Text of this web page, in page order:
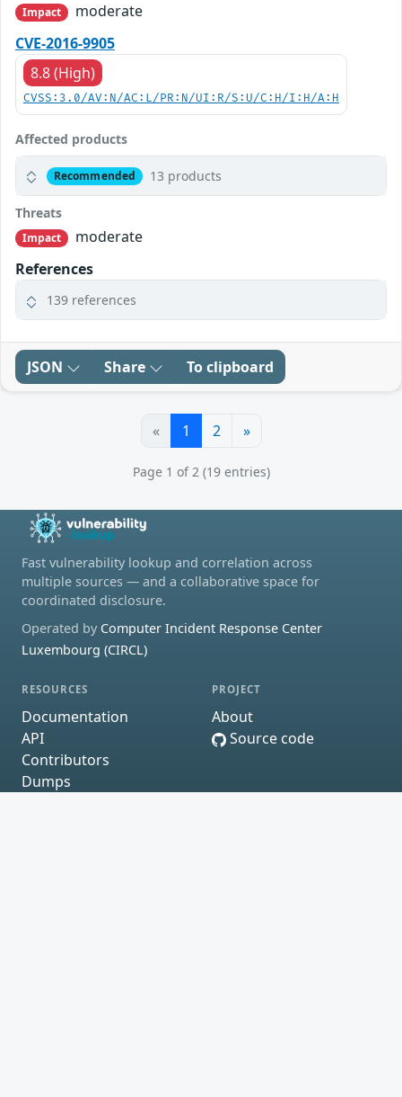
Impact
moderate
CVE-2016-9905
8.8 (High)
CVSS:3.0/AV:N/AC:L/PR:N/UI:R/S:U/C:H/I:H/A:H
Affected products
Recommended 13 products
Threats
Impact
moderate
References
139 references
JSON Share To clipboard
« 1 2 »
Page 1 of 2 (19 entries)
Fast vulnerability lookup and correlation across
multiple sources — and a collaborative space for
coordinated disclosure.
Operated by Computer Incident Response Center
Luxembourg (CIRCL)
RESOURCES
Documentation
API
Contributors
Dumps
PROJECT
About
Source code